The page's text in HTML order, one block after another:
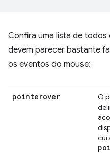
Confira uma lista de todos
devem parecer bastante
os eventos do mouse:
pointerover
O